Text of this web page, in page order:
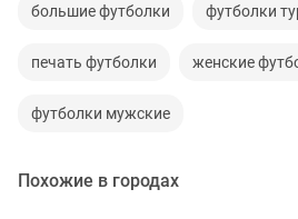
большие футболки футболки
печать футболки женские
футболки мужские
Похожие в городах